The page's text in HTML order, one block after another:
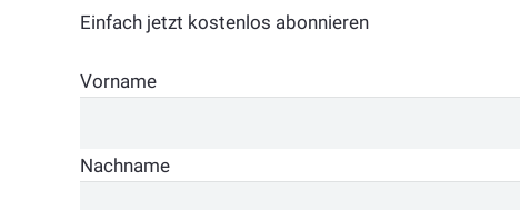
Einfach jetzt kostenlos abonnieren
Vorname
Nachname